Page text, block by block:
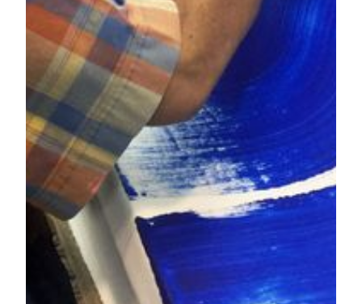
จังหวะแปรงที่หนักแน่นถ่ายทอด “ชี่ (Qi)” ที่ไหลเวียนอยู่
ทั่วจักรวาล ผสานเข้ากับหยดสีส้มและสีเขียวจนเกิดเป็น
องค์ประกอบภาพที่มีชีวิตชีวาและเปี่ยมไปด้วยวัฏจักร ผล
งานชิ้นนี้หลอมรวมปรัชญาตะวันออกเข้ากับ
สุนทรียศาสตร์ตะวันตก ถือเป็นหมุดหมายสำคัญในเส้น
ทางศิลปินของเซียว (Hsiao) ผลงานชิ้นนี้ถือเป็นผลงานชิ้น
เอกชิ้นใหญ่ที่สุดของเขาจนถึงปัจจุบัน มีคุณค่าทั้งในเชิง
วิชาการและการตลาด นอกจากนี้ยังมีภาพยนตร์สารคดี
เรื่อง Dance of Light 2016 ที่ผลิตขึ้นเพื่อเฉลิมฉลองการ
เปิดตัวโรงแรม MGM Cotai ในมาเก๊าอีกด้วย
พบกับปรมาจารย์
Hsiao Chin (เซียว ฉิน)
ดูประวัติศิลปิน